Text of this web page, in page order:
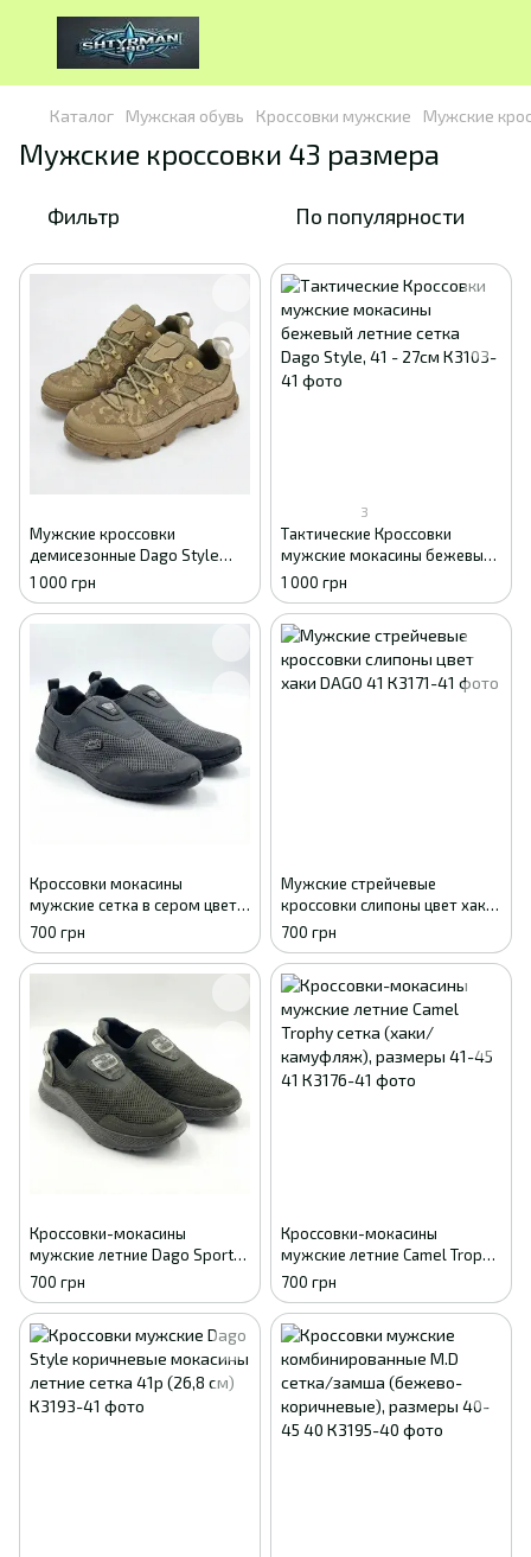
Каталог Мужская обувь Кроссовки мужские Мужские
Мужские кроссовки 43 размера
Фильтр По популярности
Мужские кроссовки
демисезонные Dago Style
песочный пиксель эко-кожа
сетка 41
1 000 грн
3
Тактические Кроссовки
мужские мокасины бежевый
летние сетка Dago Style, 41 -
27см
1 000 грн
Кроссовки мокасины
мужские сетка в сером цвете
41
700 грн
Мужские стрейчевые
кроссовки слипоны цвет хаки
DAGO 41
700 грн
Кроссовки-мокасины
мужские летние Dago Sport
сетка (хаки), размеры 41-45
41
700 грн
Кроссовки-мокасины
мужские летние Camel Trophy
сетка (хаки/камуфляж),
размеры 41-45 41
700 грн